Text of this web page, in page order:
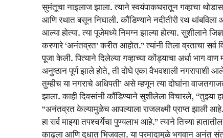
सुमंतूचा नाइलाज झाला. त्याने स्वयंपाकघरातून गव्हाचा
आणि रथात बसून निघाली. कौंडिण्याने नदीतीरी रथ
आल्या होत्या. त्या पूजेमध्ये निमग्न झाल्या होत्या. सुशीलाने
करणारे ‘अनंतव्रत’ करीत आहोत.” त्यांनी तिला व्रताचा सर्व
पूजा केली. पित्याने दिलेल्या गव्हाच्या कोंड्याचा अर्धा भाग
अनुष्ठान पूर्ण झाले होते, ती दोघे एका वैभवशाली
तुम्हीच या नगराचे अधिपती’ असे म्हणून त्या दोघांना
झाला. काही दिवसांनी कौंडिण्याने सुशीलेला विचारले, “तुझ्या
“अनंतव्रत केल्यामुळेच आपल्याला राजलक्ष्मी प्राप्त झाली
हा सर्व माझ्या तपश्चर्येचा पुण्यलाभ आहे.” त्याने तिच्या
काढला आणि दुधात भिजवला. या प्रमादामुळे भगवान अनंत